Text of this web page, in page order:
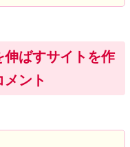
伸ばすサイトを作
ント